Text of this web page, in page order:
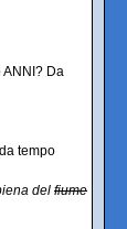
ANNI? Da
tempo
del fiume